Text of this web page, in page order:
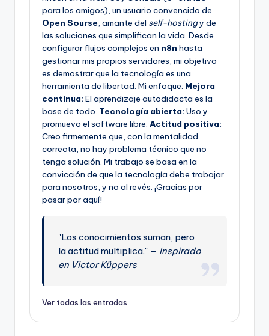
para los amigos), un usuario convencido de
Open Sourse, amante del self-hostingy de
las soluciones que simplifican la vida. Desde
configurar flujos complejos en n8n hasta
gestionar mis propios servidores, mi objetivo
es demostrar que la tecnología es una
herramienta de libertad. Mi enfoque: Mejora
continua: El aprendizaje autodidacta es la
base de todo. Tecnología abierta: Uso y
promuevo el software libre. Actitud positiva:
Creo firmemente que, con la mentalidad
correcta, no hay problema técnico que no
tenga solución. Mi trabajo se basa en la
convicción de que la tecnología debe trabajar
para nosotros, y no al revés. ¡Gracias por
pasar por aquí!
"Los conocimientos suman, pero
la actitud multiplica." — Inspirado
en Victor Küppers
Ver todas las entradas